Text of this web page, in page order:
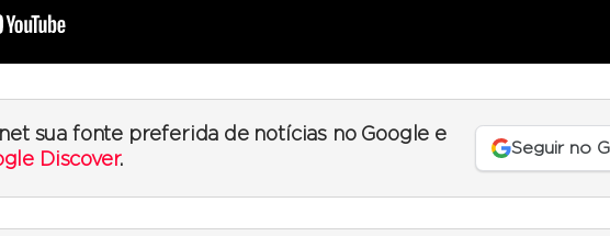
sua fonte preferida de notícias no Google e
Discover.
Seguir no